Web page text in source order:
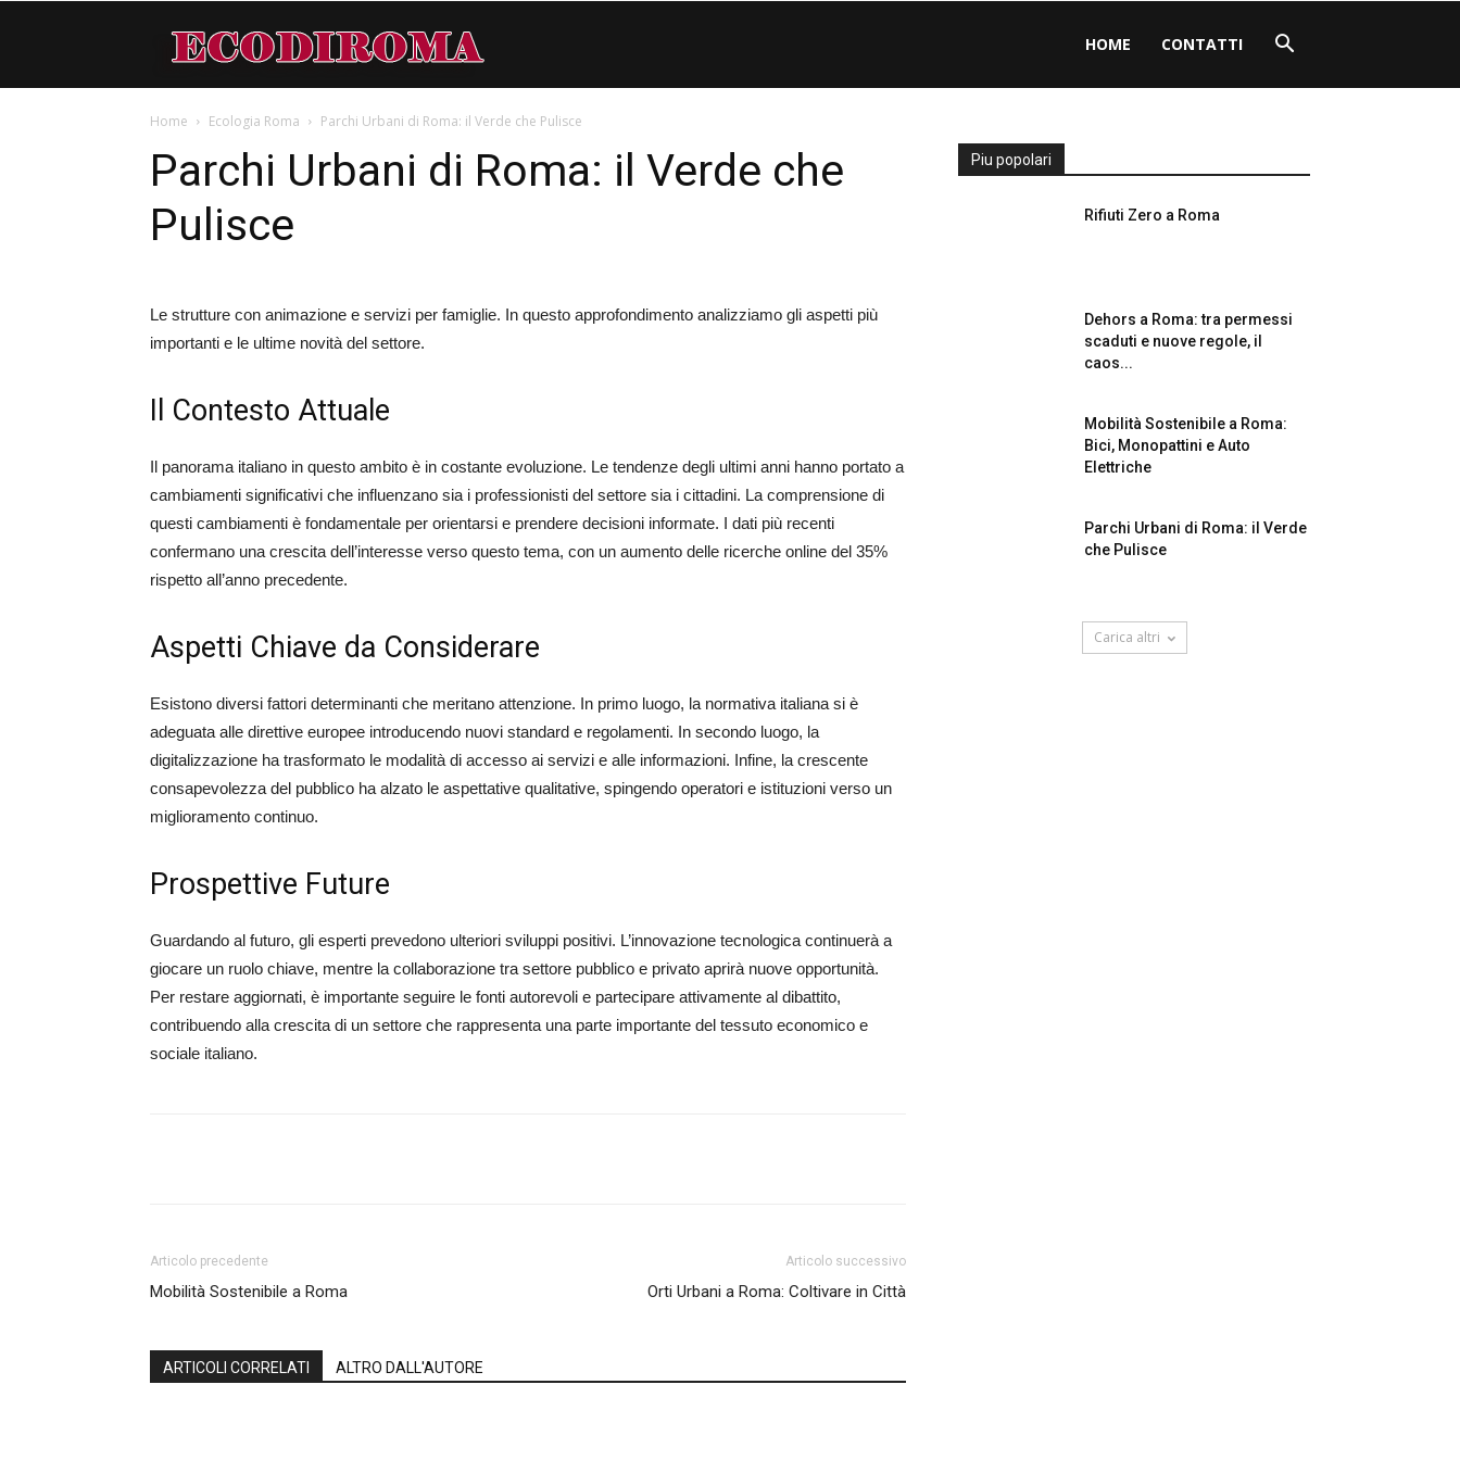
di
HOME CONTATTI
Home Ecologia Roma Parchi Urbani di Roma: il Verde che Pulisce
Parchi Urbani di Roma: il Verde che
Pulisce
Le strutture con animazione e servizi per famiglie. In questo approfondimento analizziamo gli aspetti più
importanti e le ultime novità del settore.
Il Contesto Attuale
Il panorama italiano in questo ambito è in costante evoluzione. Le tendenze degli ultimi anni hanno portato a
cambiamenti significativi che influenzano sia i professionisti del settore sia i cittadini. La comprensione di
questi cambiamenti è fondamentale per orientarsi e prendere decisioni informate. I dati più recenti
confermano una crescita dell’interesse verso questo tema, con un aumento delle ricerche online del 35%
rispetto all’anno precedente.
Aspetti Chiave da Considerare
Esistono diversi fattori determinanti che meritano attenzione. In primo luogo, la normativa italiana si è
adeguata alle direttive europee introducendo nuovi standard e regolamenti. In secondo luogo, la
digitalizzazione ha trasformato le modalità di accesso ai servizi e alle informazioni. Infine, la crescente
consapevolezza del pubblico ha alzato le aspettative qualitative, spingendo operatori e istituzioni verso un
miglioramento continuo.
Prospettive Future
Guardando al futuro, gli esperti prevedono ulteriori sviluppi positivi. L’innovazione tecnologica continuerà a
giocare un ruolo chiave, mentre la collaborazione tra settore pubblico e privato aprirà nuove opportunità.
Per restare aggiornati, è importante seguire le fonti autorevoli e partecipare attivamente al dibattito,
contribuendo alla crescita di un settore che rappresenta una parte importante del tessuto economico e
sociale italiano.
Articolo precedente
Mobilità Sostenibile a Roma
Articolo successivo
Orti Urbani a Roma: Coltivare in Città
ARTICOLI CORRELATI ALTRO DALL'AUTORE
Piu popolari
Rifiuti Zero a Roma
Dehors a Roma: tra permessi
scaduti e nuove regole, il
caos...
Mobilità Sostenibile a Roma:
Bici, Monopattini e Auto
Elettriche
Parchi Urbani di Roma: il Verde
che Pulisce
Carica altri